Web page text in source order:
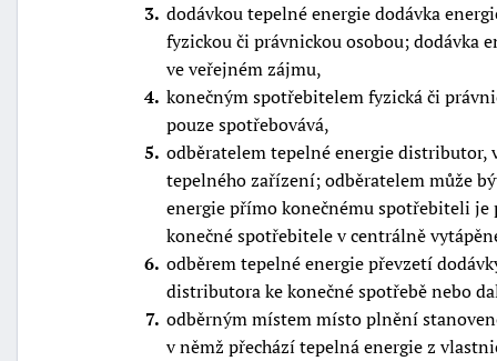
3 dodávkou tepelné energie dodávka
fyzickou či právnickou osobou; dodávka
ve veřejném zájmu,
4 konečným spotřebitelem fyzická či
pouze spotřebovává,
5 odběratelem tepelné energie
tepelného zařízení; odběratelem může
energie přímo konečnému spotřebiteli
konečné spotřebitele v centrálně
6 odběrem tepelné energie převzetí
distributora ke konečné spotřebě nebo
7 odběrným místem místo plnění
v němž přechází tepelná energie z